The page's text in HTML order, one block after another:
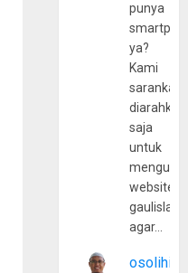
punya
ya?
Kami
sarankan,
diarahkan
saja
untuk
website
agar…
osolihin